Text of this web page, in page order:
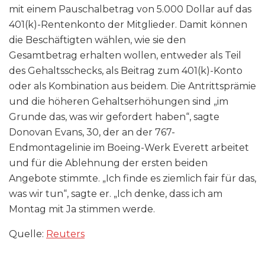
mit einem Pauschalbetrag von 5.000 Dollar auf das
401(k)-Rentenkonto der Mitglieder. Damit können
die Beschäftigten wählen, wie sie den
Gesamtbetrag erhalten wollen, entweder als Teil
des Gehaltsschecks, als Beitrag zum 401(k)-Konto
oder als Kombination aus beidem. Die Antrittsprämie
und die höheren Gehaltserhöhungen sind „im
Grunde das, was wir gefordert haben“, sagte
Donovan Evans, 30, der an der 767-
Endmontagelinie im Boeing-Werk Everett arbeitet
und für die Ablehnung der ersten beiden
Angebote stimmte. „Ich finde es ziemlich fair für das,
was wir tun“, sagte er. „Ich denke, dass ich am
Montag mit Ja stimmen werde.
Quelle: Reuters